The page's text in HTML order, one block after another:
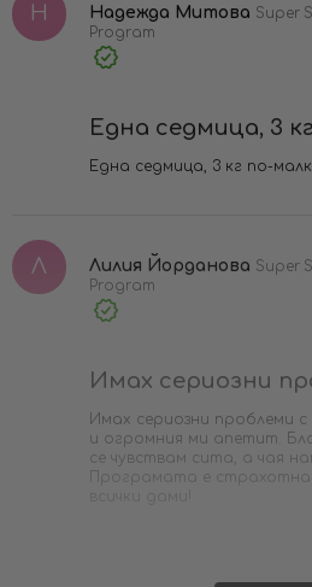
Н Надежда Митова Super
Program
Една седмица, 3
Една седмица, 3 кг по-
Л Лилия Йорданова Super
Program
Имах сериозни
Имах сериозни проблеми
и огромния ми апетит.
се чувствам сита, а чая
Програмата е страхотна